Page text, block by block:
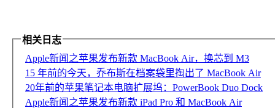
相关日志
Apple新闻之苹果发布新款 MacBook Air，换芯到 M3
15 年前的今天，乔布斯在档案袋里掏出了 MacBook Air
20年前的苹果笔记本电脑扩展坞：PowerBook Duo Dock
Apple新闻之苹果发布新款 iPad Pro 和 MacBook Air